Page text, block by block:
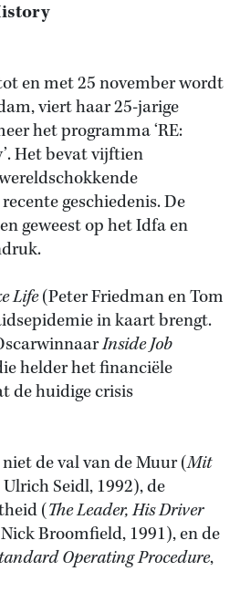
en met 25 november wordt
viert haar 25-jarige
het programma ‘RE:
Het bevat vijftien
geschiedenis. De
geweest op het Idfa en
Life(Peter Friedman en Tom
in kaart brengt.
Inside Job
helder het financiële
de huidige crisis
de val van de Muur (Mit
Ulrich Seidl, 1992), de
(The Leader, His Driver
Broomfield, 1991), en de
Operating Procedure,